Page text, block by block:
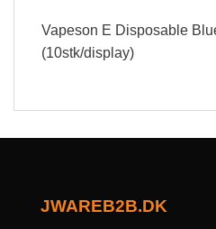
Vapeson E Disposable
(10stk/display)
JWAREB2B.DK